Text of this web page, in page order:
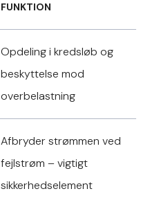
FUNKTION
Opdeling i kredsløb og
beskyttelse mod
overbelastning
Afbryder strømmen ved
fejlstrøm – vigtigt
sikkerhedselement